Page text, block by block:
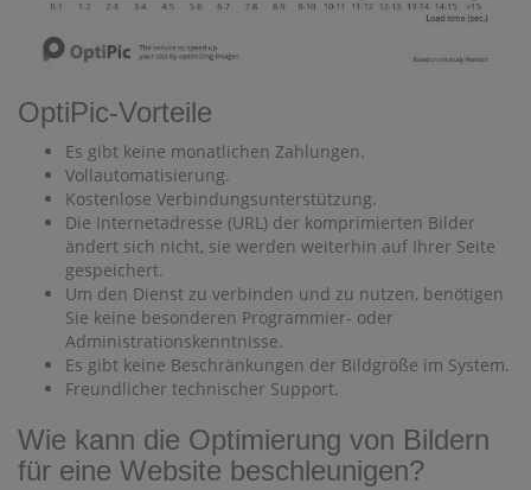
OptiPic-Vorteile
Es gibt keine monatlichen Zahlungen.
Vollautomatisierung.
Kostenlose Verbindungsunterstützung.
Die Internetadresse (URL) der komprimierten Bilder
ändert sich nicht, sie werden weiterhin auf Ihrer Seite
gespeichert.
Um den Dienst zu verbinden und zu nutzen, benötigen
Sie keine besonderen Programmier- oder
Administrationskenntnisse.
Es gibt keine Beschränkungen der Bildgröße im System.
Freundlicher technischer Support.
Wie kann die Optimierung von Bildern
für eine Website beschleunigen?